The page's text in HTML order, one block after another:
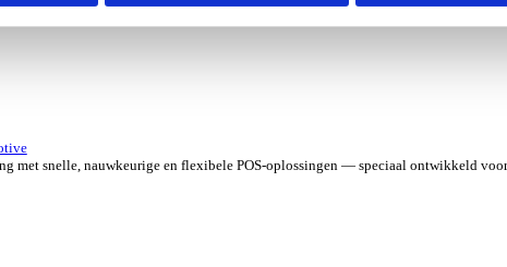
oplossingen die jouw aftermarketbedrijf in topvorm houden.